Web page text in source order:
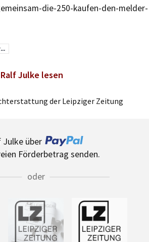
die-250-kaufen-den-melder-
Julke lesen
der Leipziger Zeitung
Julke über
Förderbetrag senden.
oder